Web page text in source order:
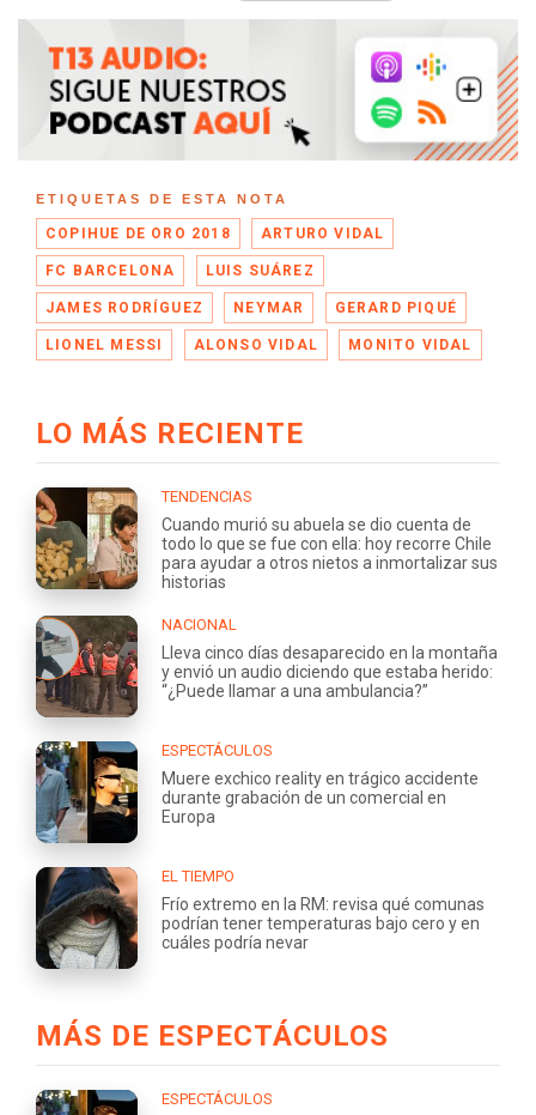
ETIQUETAS DE ESTA NOTA
COPIHUE DE ORO 2018 ARTURO VIDAL
FC BARCELONA LUIS SUÁREZ
JAMES RODRÍGUEZ NEYMAR GERARD PIQUÉ
LIONEL MESSI ALONSO VIDAL MONITO VIDAL
LO MÁS RECIENTE
TENDENCIAS
Cuando murió su abuela se dio cuenta de
todo lo que se fue con ella: hoy recorre Chile
para ayudar a otros nietos a inmortalizar sus
historias
NACIONAL
Lleva cinco días desaparecido en la montaña
y envió un audio diciendo que estaba herido:
“¿Puede llamar a una ambulancia?”
ESPECTÁCULOS
Muere exchico reality en trágico accidente
durante grabación de un comercial en
Europa
EL TIEMPO
Frío extremo en la RM: revisa qué comunas
podrían tener temperaturas bajo cero y en
cuáles podría nevar
MÁS DE ESPECTÁCULOS
ESPECTÁCULOS